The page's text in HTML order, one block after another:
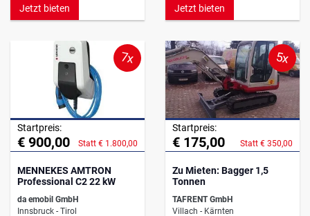
Jetzt bieten Jetzt bieten
7x
Startpreis:
€ 900,00 Statt € 1.800,00
MENNEKES AMTRON
Professional C2 22 kW
da emobil GmbH
Innsbruck - Tirol
5x
Startpreis:
€ 175,00 Statt € 350,00
Zu Mieten: Bagger 1,5
Tonnen
TAFRENT GmbH
Villach - Kärnten